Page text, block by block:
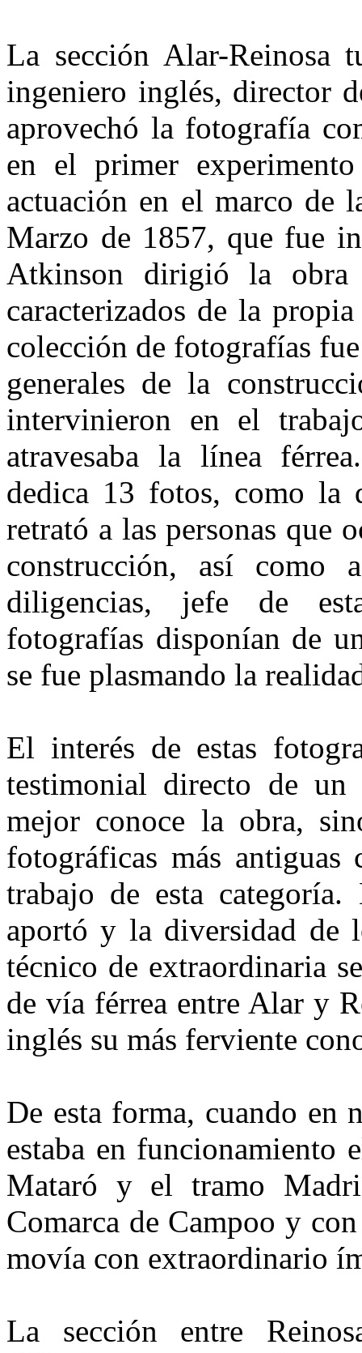
La sección Alar-Reinosa
ingeniero inglés, director
aprovechó la fotografía
en el primer
actuación en el marco de
Marzo de 1857, que fue
Atkinson dirigió la obra
caracterizados de la
colección de fotografías
generales de la
intervinieron en el
atravesaba la línea
dedica 13 fotos, como la
retrató a las personas que
construcción, así como
diligencias, jefe de
fotografías disponían de
se fue plasmando la
El interés de estas
testimonial directo de un
mejor conoce la obra,
fotográficas más
trabajo de esta
aportó y la diversidad de
técnico de extraordinaria
de vía férrea entre Alar y
inglés su más ferviente
De esta forma, cuando en
estaba en funcionamiento
Mataró y el tramo
Comarca de Campoo y
movía con extraordinario
La sección entre